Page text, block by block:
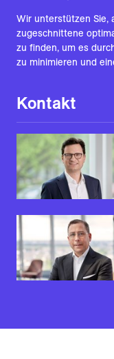
Wir unterstützen Sie,
zugeschnittene
zu finden, um es
zu minimieren und
Kontakt